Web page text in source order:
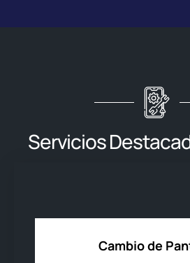
Servicios
Cambio de